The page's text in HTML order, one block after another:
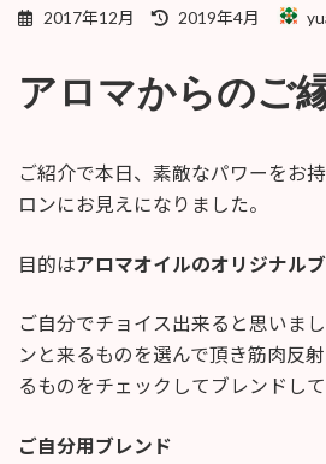
2017年12月
最
新
日
2019年4月
アロマからのご
ご紹介で本日、素敵なパワーをお
ロンにお見えになりました。
目的はアロマオイルのオリジナル
ご自分でチョイス出来ると思いま
ンと来るものを選んで頂き筋肉反
るものをチェックしてブレンドして
ご自分用ブレンド